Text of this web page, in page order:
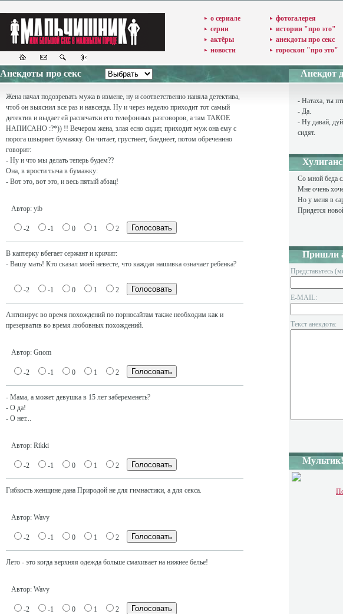
о сериале
серии
актёры
новости
фотогалерея
истории "про это"
анекдоты про секс
гороскоп "про это"
Анекдоты про секс Анекдот
Жена начал подозревать мужа в измене, ну и соответственно наняла детектива,
чтоб он выяснил все раз и навсегда. Ну и через неделю приходит тот самый
детектив и выдает ей распечатки его телефонных разговоров, а там ТАКОЕ
НАПИСАНО :?*)) !! Вечером жена, злая есно сидит, приходит муж она ему с
порога швыряет бумажку. Он читает, грустнеет, бледнеет, потом обреченнно
говорит:
- Ну и что мы делать теперь будем??
Она, в ярости тыча в бумажку:
- Вот это, вот это, и весь пятый абзац!
Автор: yib
-2 -1 0 1 2
В каптерку вбегает сержант и кричит:
- Вашу мать! Кто сказал моей невесте, что каждая нашивка означает ребенка?
-2 -1 0 1 2
Антивирус во время похождений по порносайтам также необходим как и
презерватив во время любовных похождений.
Автор: Gnom
-2 -1 0 1 2
- Мама, а может девушка в 15 лет забеременеть?
- О да!
- О нет...
Автор: Rikki
-2 -1 0 1 2
Гибкость женщине дана Природой не для гимнастики, а для секса.
Автор: Wavy
-2 -1 0 1 2
Лето - это когда верхняя одежда больше смахивает на нижнее белье!
Автор: Wavy
-2 -1 0 1 2
- Натаха, ты
- Да.
- Ну давай,
сидят.
Со мной беда
Мне очень
Но у меня в
Придется
Пришли
Представьтесь
E-MAIL:
Текст анекдота:
Мультик!